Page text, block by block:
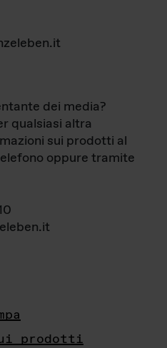
dei media?
qualsiasi altra
sui prodotti al
oppure tramite
prodotti